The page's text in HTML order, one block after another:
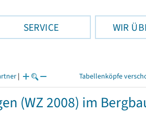
SERVICE WIR
| Tabellenköpfe
(WZ 2008) im